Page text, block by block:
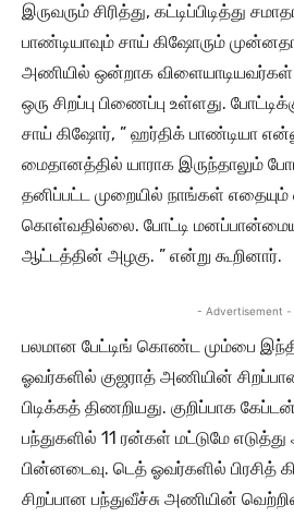
இருவரும் சிரித்து, கட்டிப்பிடித்து
பாண்டியாவும் சாய் கிஷோரும்
அணியில் ஒன்றாக
ஒரு சிறப்பு பிணைப்பு உள்ளது.
சாய் கிஷோர், ” ஹர்திக் பாண்டியா
மைதானத்தில் யாராக இருந்தாலும்
தனிப்பட்ட முறையில் நாங்கள் எதையும்
கொள்வதில்லை. போட்டி
ஆட்டத்தின் அழகு. ” என்று கூறினார்.
- Advertisement -
பலமான பேட்டிங் கொண்ட மும்பை
ஓவர்களில் குஜராத் அணியின்
பிடிக்கத் திணறியது. குறிப்பாக
பந்துகளில் 11 ரன்கள் மட்டுமே எடுத்து
பின்னடைவு. டெத் ஓவர்களில் பிரசித்
சிறப்பான பந்துவீச்சு அணியின்